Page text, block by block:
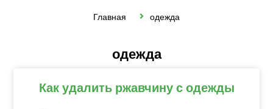
Главная одежда
одежда
Как удалить ржавчину с одежды